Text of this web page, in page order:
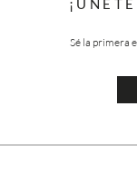
Sé la primera